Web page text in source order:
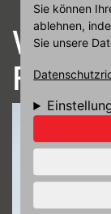
Sie können
ablehnen,
Sie unsere